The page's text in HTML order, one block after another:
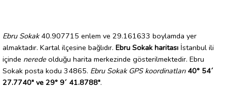
Ebru Sokak40.907715 enlem ve 29.161633 boylamda yer
almaktadır. Kartal ilçesine bağlıdır. Ebru Sokak haritası İstanbul ili
içinde nerede olduğu harita merkezinde gösterilmektedir. Ebru
Sokak posta kodu 34865. Ebru Sokak GPS koordinatları 40° 54´
27.7740" ve 29° 9´ 41.8788".